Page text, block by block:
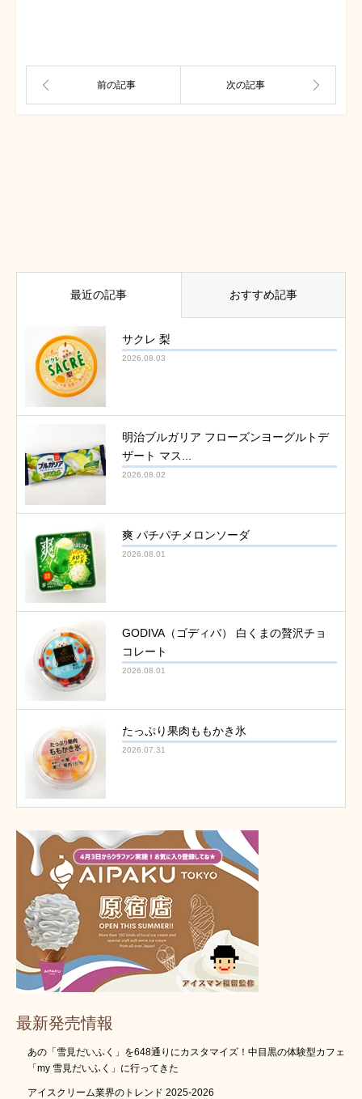
最近の記事 おすすめ記事
サクレ 梨
2026.08.03
明治ブルガリア フローズンヨーグルトデ
ザート マス...
2026.08.02
爽 パチパチメロンソーダ
2026.08.01
GODIVA（ゴディバ） 白くまの贅沢チョ
コレート
2026.08.01
たっぷり果肉ももかき氷
2026.07.31
最新発売情報
あの「雪見だいふく」を648通りにカスタマイズ！中目黒の体験型カフェ
「my 雪見だいふく」に行ってきた
アイスクリーム業界のトレンド 2025-2026